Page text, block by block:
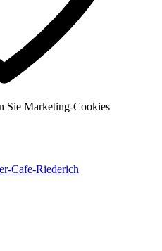
Sie Marketing-Cookies
Cafe-Riederich